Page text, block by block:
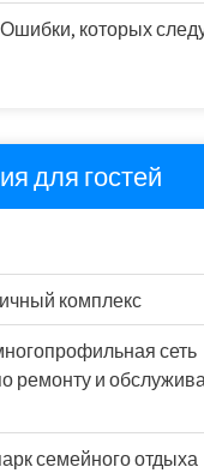
Ошибки, которых
для гостей
комплекс
сеть
ремонту и
семейного отдыха